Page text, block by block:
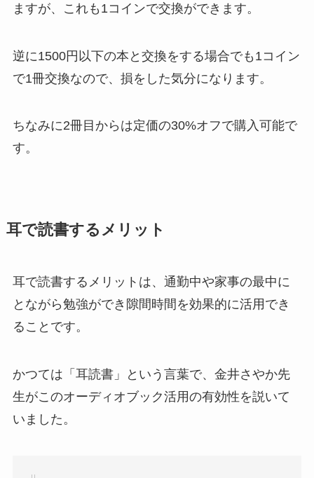
ますが、これも1コインで交換ができます。
逆に1500円以下の本と交換をする場合でも1コイン
で1冊交換なので、損をした気分になります。
ちなみに2冊目からは定価の30%オフで購入可能で
す。
耳で読書するメリット
耳で読書するメリットは、通勤中や家事の最中に
とながら勉強ができ隙間時間を効果的に活用でき
ることです。
かつては「耳読書」という言葉で、金井さやか先
生がこのオーディオブック活用の有効性を説いて
いました。